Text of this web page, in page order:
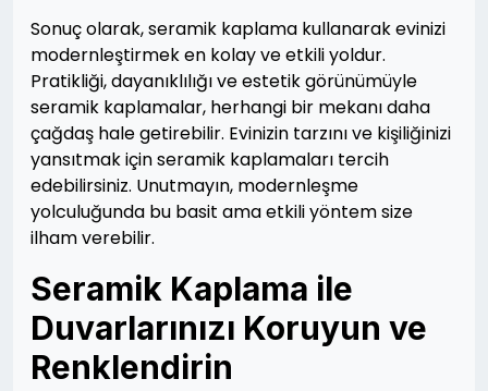
Sonuç olarak, seramik kaplama kullanarak evinizi
modernleştirmek en kolay ve etkili yoldur.
Pratikliği, dayanıklılığı ve estetik görünümüyle
seramik kaplamalar, herhangi bir mekanı daha
çağdaş hale getirebilir. Evinizin tarzını ve kişiliğinizi
yansıtmak için seramik kaplamaları tercih
edebilirsiniz. Unutmayın, modernleşme
yolculuğunda bu basit ama etkili yöntem size
ilham verebilir.
Seramik Kaplama ile
Duvarlarınızı Koruyun ve
Renklendirin